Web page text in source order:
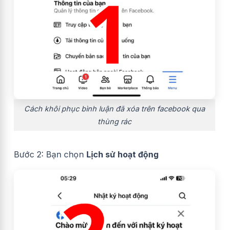
Cách khôi phục bình luận đã xóa trên facebook qua
thùng rác
Bước 2: Bạn chọn Lịch sử hoạt động